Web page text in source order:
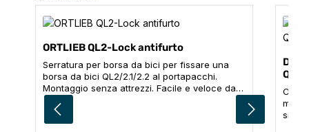
ORTLIEB QL2-Lock antifurto
Serratura per borsa da bici per fissare una
borsa da bici QL2/2.1/2.2 al portapacchi.
Montaggio senza attrezzi. Facile e veloce da
bloccare/sbloccare con una chiave.
Compatibile fino al diametro del tubo ø 16 mm.
In combinazione con E124/E125, è adatto
QL2/
Cavo